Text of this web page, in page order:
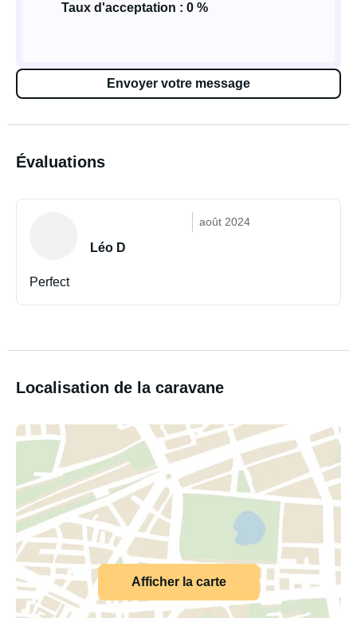
Taux d'acceptation : 0 %
Envoyer votre message
Évaluations
août 2024
Léo D
Perfect
Localisation de la caravane
Afficher la carte